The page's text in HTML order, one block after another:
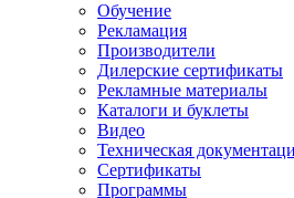
Обучение
Рекламация
Производители
Дилерские сертификаты
Рекламные материалы
Каталоги и буклеты
Видео
Техническая
Сертификаты
Программы